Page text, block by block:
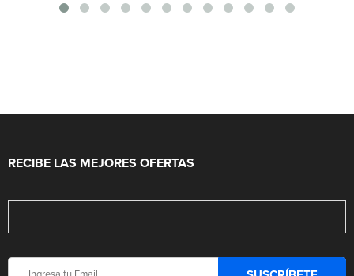
RECIBE LAS MEJORES OFERTAS